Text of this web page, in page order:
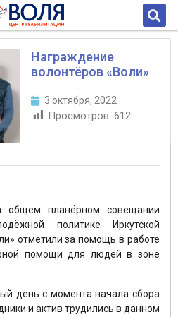
Награждение
волонтёров «Воли»
3 октября, 2022
Просмотров: 612
общем планёрном совещании
политике Иркутской
отметили за помощь в работе
помощи для людей в зоне
день с момента начала сбора
и актив трудились в данном